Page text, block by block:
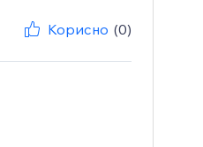
Корисно (0)